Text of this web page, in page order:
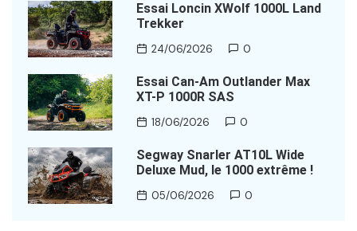
Essai Loncin XWolf 1000L Land
Trekker
24/06/2026 0
Essai Can-Am Outlander Max
XT-P 1000R SAS
18/06/2026 0
Segway Snarler AT10L Wide
Deluxe Mud, le 1000 extrême !
05/06/2026 0